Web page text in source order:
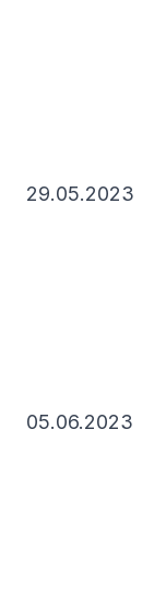
29.05.2023
05.06.2023